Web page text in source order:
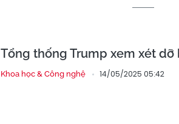
Tổng thống Trump xem xét
Khoa học & Công nghệ 14/05/2025 05:42